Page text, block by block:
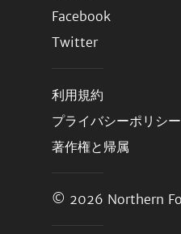
Facebook
Twitter
利用規約
プライバシーポリシー
著作権と帰属
© 2026 Northern